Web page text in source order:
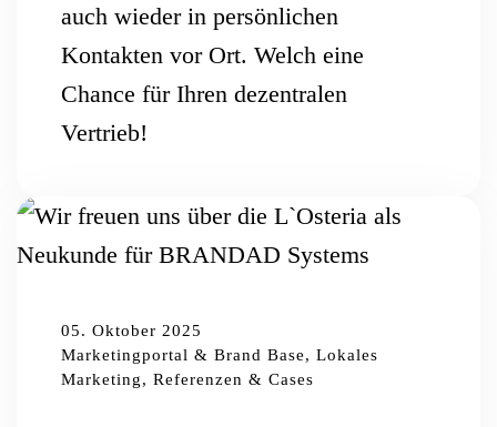
auch wieder in persönlichen
Kontakten vor Ort. Welch eine
Chance für Ihren dezentralen
Vertrieb!
05. Oktober 2025
Marketingportal & Brand Base, Lokales
Marketing, Referenzen & Cases